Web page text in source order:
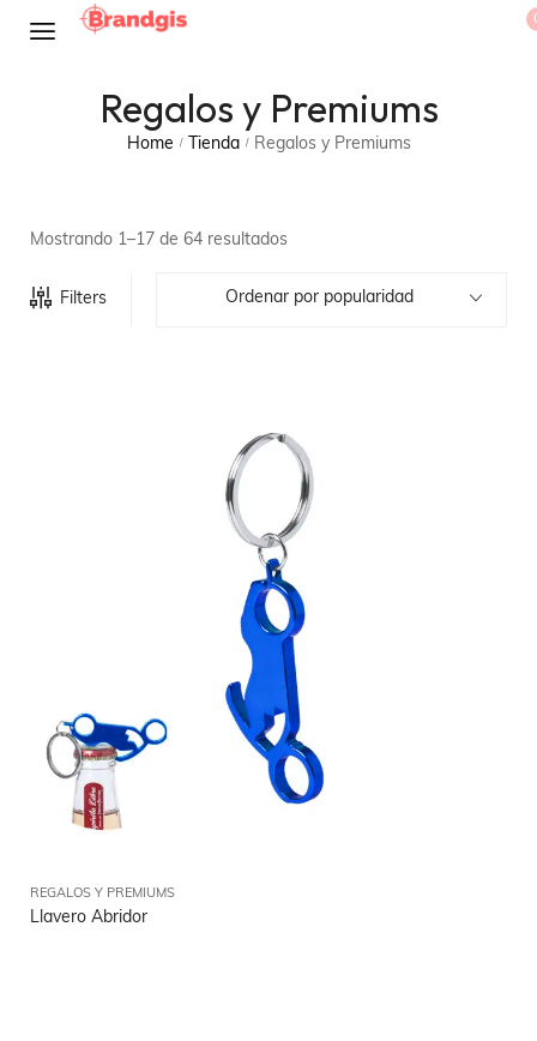
Regalos y Premiums
Home / Tienda / Regalos y Premiums
Mostrando 1–17 de 64 resultados
Filters Ordenar por popularidad
REGALOS Y PREMIUMS
Llavero Abridor